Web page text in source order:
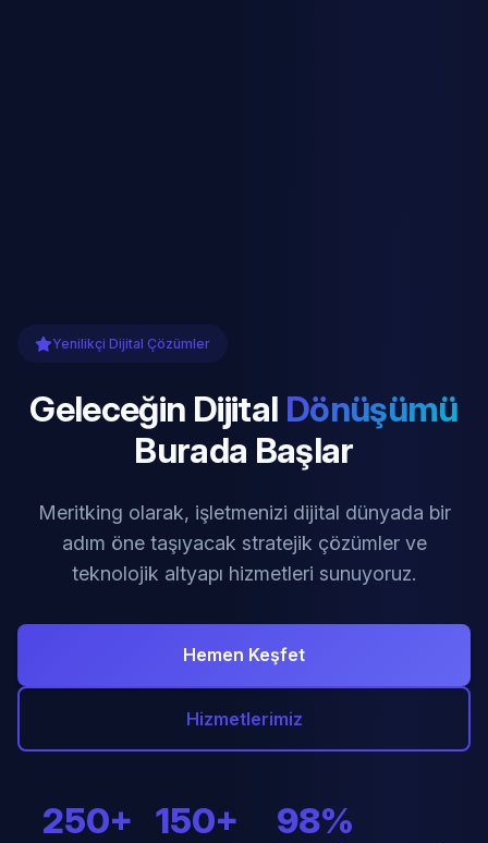
Yenilikçi Dijital Çözümler
Geleceğin Dijital Dönüşümü
Burada Başlar
Meritking olarak, işletmenizi dijital dünyada bir
adım öne taşıyacak stratejik çözümler ve
teknolojik altyapı hizmetleri sunuyoruz.
Hemen Keşfet
Hizmetlerimiz
250+ 150+ 98%